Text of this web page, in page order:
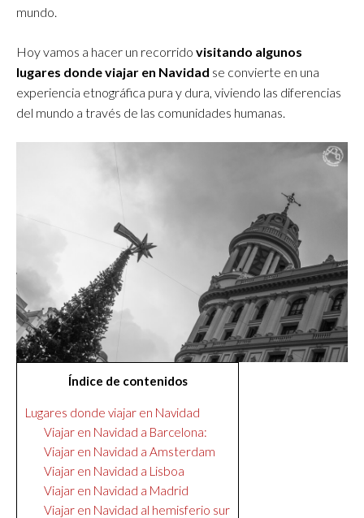
mundo.
Hoy vamos a hacer un recorrido visitando algunos
lugares donde viajar en Navidad se convierte en una
experiencia etnográfica pura y dura, viviendo las diferencias
del mundo a través de las comunidades humanas.
Índice de contenidos
Lugares donde viajar en Navidad
Viajar en Navidad a Barcelona:
Viajar en Navidad a Amsterdam
Viajar en Navidad a Lisboa
Viajar en Navidad a Madrid
Viajar en Navidad al hemisferio sur